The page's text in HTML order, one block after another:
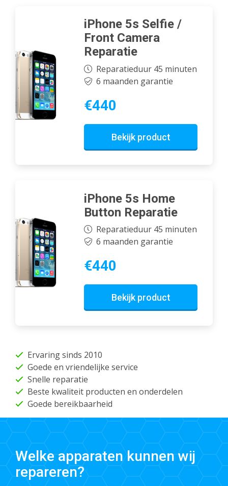
iPhone 5s Selfie /
Front Camera
Reparatie
Reparatieduur 45 minuten
6 maanden garantie
€440
Bekijk product
iPhone 5s Home
Button Reparatie
Reparatieduur 45 minuten
6 maanden garantie
€440
Bekijk product
Ervaring sinds 2010
Goede en vriendelijke service
Snelle reparatie
Beste kwaliteit producten en onderdelen
Goede bereikbaarheid
Welke apparaten kunnen wij
repareren?